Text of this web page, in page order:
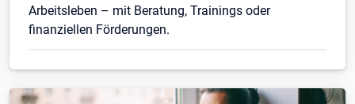
Arbeitsleben – mit Beratung, Trainings oder
finanziellen Förderungen.